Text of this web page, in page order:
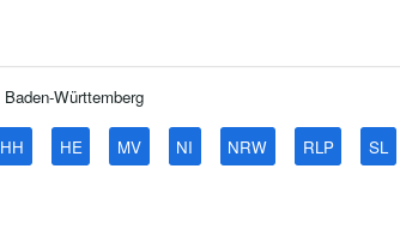
Baden-Württemberg
HH HE MV NI NRW RLP SL